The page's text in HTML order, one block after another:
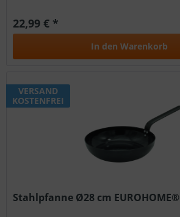
22,99 € *
In den Warenkorb
VERSAND
KOSTENFREI
Stahlpfanne Ø28 cm EUROHOME®